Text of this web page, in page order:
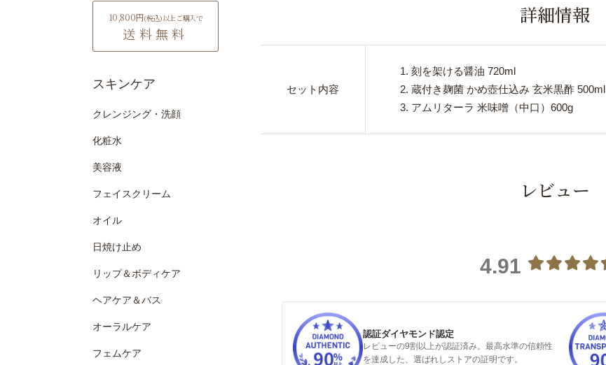
10,800円(税込)以上ご購入で
送料無料
スキンケア
クレンジング・洗顔
化粧水
美容液
フェイスクリーム
オイル
日焼け止め
リップ＆ボディケア
ヘアケア＆バス
オーラルケア
フェムケア
詳細情報
セット内容
1. 刻を架ける醤油 720ml
2. 蔵付き麹菌 かめ壺仕込み 玄米黒酢 500ml
3. アムリターラ 米味噌（中口）600g
レビュー
4.91
認証ダイヤモンド認定
レビューの9割以上が認証済み。最高水準の信頼性
を達成した、選ばれしストアの証明です。